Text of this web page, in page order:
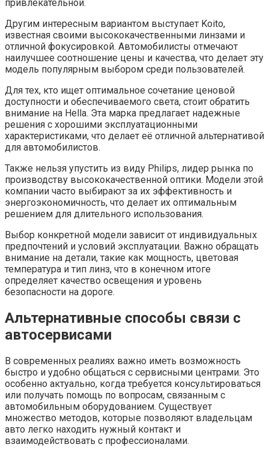
привлекательной.
Другим интересным вариантом выступает Koito,
известная своими высококачественными линзами и
отличной фокусировкой. Автомобилисты отмечают
наилучшее соотношение цены и качества, что делает эту
модель популярным выбором среди пользователей.
Для тех, кто ищет оптимальное сочетание ценовой
доступности и обеспечиваемого света, стоит обратить
внимание на Hella. Эта марка предлагает надежные
решения с хорошими эксплуатационными
характеристиками, что делает её отличной альтернативой
для автомобилистов.
Также нельзя упустить из виду Philips, лидер рынка по
производству высококачественной оптики. Модели этой
компании часто выбирают за их эффективность и
энергоэкономичность, что делает их оптимальным
решением для длительного использования.
Выбор конкретной модели зависит от индивидуальных
предпочтений и условий эксплуатации. Важно обращать
внимание на детали, такие как мощность, цветовая
температура и тип линз, что в конечном итоге
определяет качество освещения и уровень
безопасности на дороге.
Альтернативные способы связи с
автосервисами
В современных реалиях важно иметь возможность
быстро и удобно общаться с сервисными центрами. Это
особенно актуально, когда требуется консультироваться
или получать помощь по вопросам, связанным с
автомобильным оборудованием. Существует
множество методов, которые позволяют владельцам
авто легко находить нужный контакт и
взаимодействовать с профессионалами.